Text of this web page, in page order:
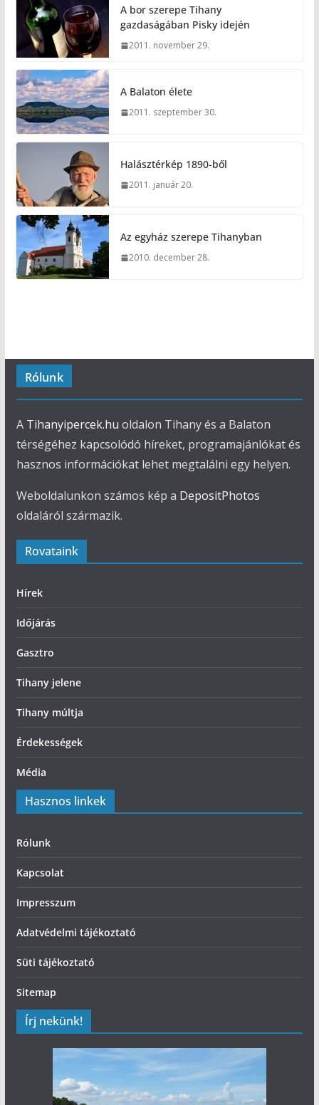
A bor szerepe Tihany
gazdaságában Pisky idején
2011. november 29.
A Balaton élete
2011. szeptember 30.
Halásztérkép 1890-ből
2011. január 20.
Az egyház szerepe Tihanyban
2010. december 28.
Rólunk
A Tihanyipercek.hu oldalon Tihany és a Balaton
térségéhez kapcsolódó híreket, programajánlókat és
hasznos információkat lehet megtalálni egy helyen.
Weboldalunkon számos kép a DepositPhotos
oldaláról származik.
Rovataink
Hírek
Időjárás
Gasztro
Tihany jelene
Tihany múltja
Érdekességek
Média
Hasznos linkek
Rólunk
Kapcsolat
Impresszum
Adatvédelmi tájékoztató
Süti tájékoztató
Sitemap
Írj nekünk!